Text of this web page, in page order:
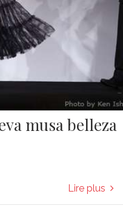
musa belleza
Lire plus